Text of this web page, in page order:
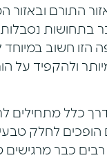
התורם ובאזור
בתחושות
הזו חשוב במיוחד
ולהקפיד על
4 עד 7 בדרך כלל
הופכים לחלק
רבים כבר מרגישים